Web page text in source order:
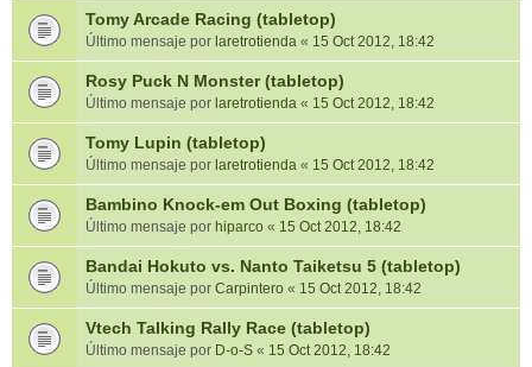
Tomy Arcade Racing (tabletop)
Último mensaje por laretrotienda « 15 Oct 2012, 18:42
Rosy Puck N Monster (tabletop)
Último mensaje por laretrotienda « 15 Oct 2012, 18:42
Tomy Lupin (tabletop)
Último mensaje por laretrotienda « 15 Oct 2012, 18:42
Bambino Knock-em Out Boxing (tabletop)
Último mensaje por hiparco « 15 Oct 2012, 18:42
Bandai Hokuto vs. Nanto Taiketsu 5 (tabletop)
Último mensaje por Carpintero « 15 Oct 2012, 18:42
Vtech Talking Rally Race (tabletop)
Último mensaje por D-o-S « 15 Oct 2012, 18:42